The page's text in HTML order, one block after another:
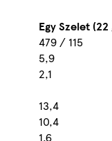
Egy Szelet (22
479 / 115
5,9
2,1
13,4
10,4
1,6